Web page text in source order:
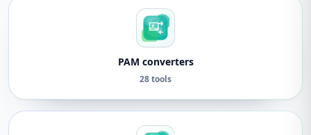
PAM converters
28 tools